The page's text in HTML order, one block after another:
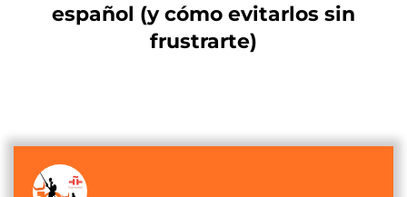
español (y cómo evitarlos sin
frustrarte)